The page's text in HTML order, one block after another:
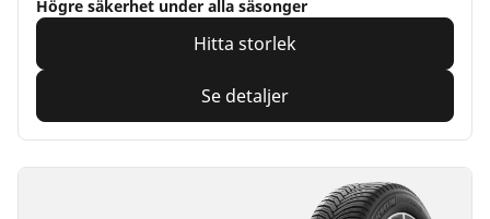
Högre säkerhet under alla säsonger
Hitta storlek
Se detaljer